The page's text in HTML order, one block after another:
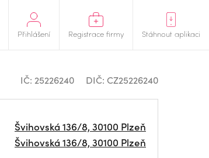
Přihlášení Registrace firmy Stáhnout aplikaci
IČ: 25226240 DIČ: CZ25226240
Švihovská 136/8, 30100 Plzeň
Švihovská 136/8, 30100 Plzeň